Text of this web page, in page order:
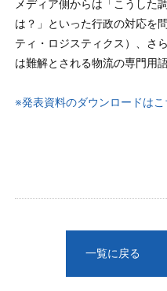
メディア側からは「こうした
は？」といった行政の対応を
ティ・ロジスティクス）、さ
は難解とされる物流の専門用
※発表資料のダウンロードはこ
一覧に戻る